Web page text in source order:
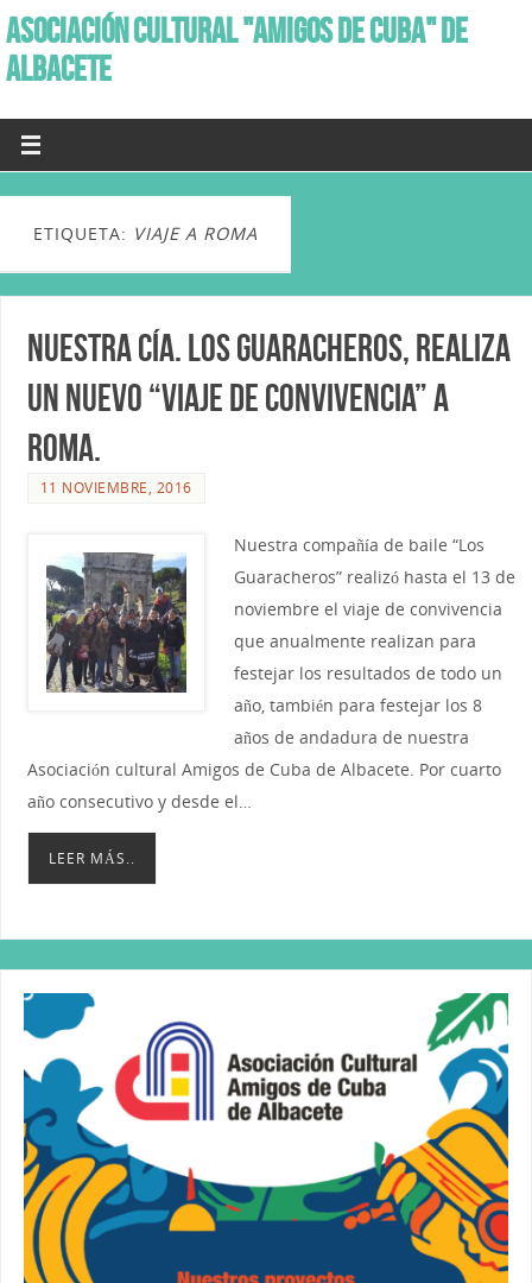
ASOCIACIÓN CULTURAL "AMIGOS DE CUBA" DE
ALBACETE
ETIQUETA: VIAJE A ROMA
Nuestra Cía. Los Guaracheros, realiza
un nuevo “Viaje de Convivencia” a
Roma.
11 NOVIEMBRE, 2016
Nuestra compañía de baile “Los
Guaracheros” realizó hasta el 13 de
noviembre el viaje de convivencia
que anualmente realizan para
festejar los resultados de todo un
año, también para festejar los 8
años de andadura de nuestra
Asociación cultural Amigos de Cuba de Albacete. Por cuarto
año consecutivo y desde el…
LEER MÁS..